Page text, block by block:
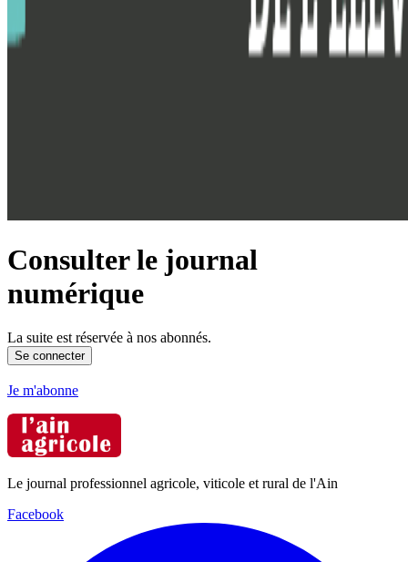
Consulter le journal
numérique
La suite est réservée à nos abonnés.
Se connecter
Je m'abonne
Le journal professionnel agricole, viticole et rural de l'Ain
Facebook